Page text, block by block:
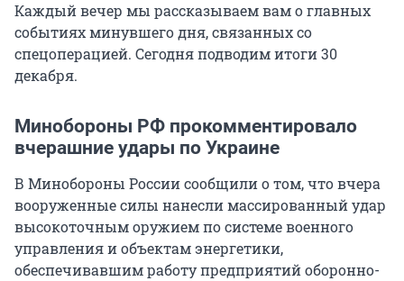
Каждый вечер мы рассказываем вам о главных
событиях минувшего дня, связанных со
спецоперацией. Сегодня подводим итоги 30
декабря.
Минобороны РФ прокомментировало
вчерашние удары по Украине
В Минобороны России сообщили о том, что вчера
вооруженные силы нанесли массированный удар
высокоточным оружием по системе военного
управления и объектам энергетики,
обеспечивавшим работу предприятий оборонно-